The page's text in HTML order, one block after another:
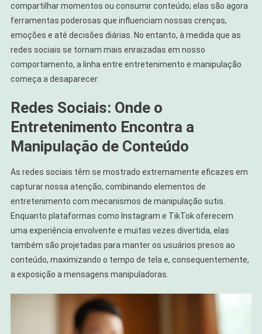
compartilhar momentos ou consumir conteúdo; elas são agora
ferramentas poderosas que influenciam nossas crenças,
emoções e até decisões diárias. No entanto, à medida que as
redes sociais se tornam mais enraizadas em nosso
comportamento, a linha entre entretenimento e manipulação
começa a desaparecer.
Redes Sociais: Onde o
Entretenimento Encontra a
Manipulação de Conteúdo
As redes sociais têm se mostrado extremamente eficazes em
capturar nossa atenção, combinando elementos de
entretenimento com mecanismos de manipulação sutis.
Enquanto plataformas como Instagram e TikTok oferecem
uma experiência envolvente e muitas vezes divertida, elas
também são projetadas para manter os usuários presos ao
conteúdo, maximizando o tempo de tela e, consequentemente,
a exposição a mensagens manipuladoras.